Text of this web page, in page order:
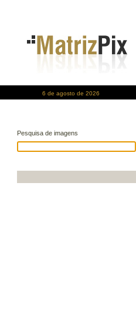
6 de agosto de 2026
Pesquisa de imagens